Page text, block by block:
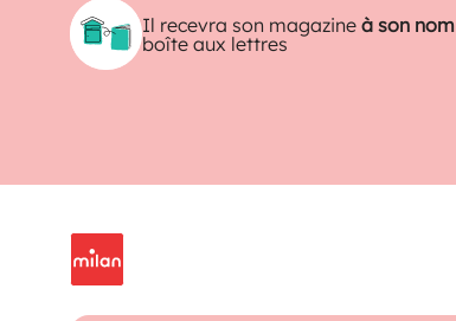
Il recevra son magazineà son nom
boîte aux lettres